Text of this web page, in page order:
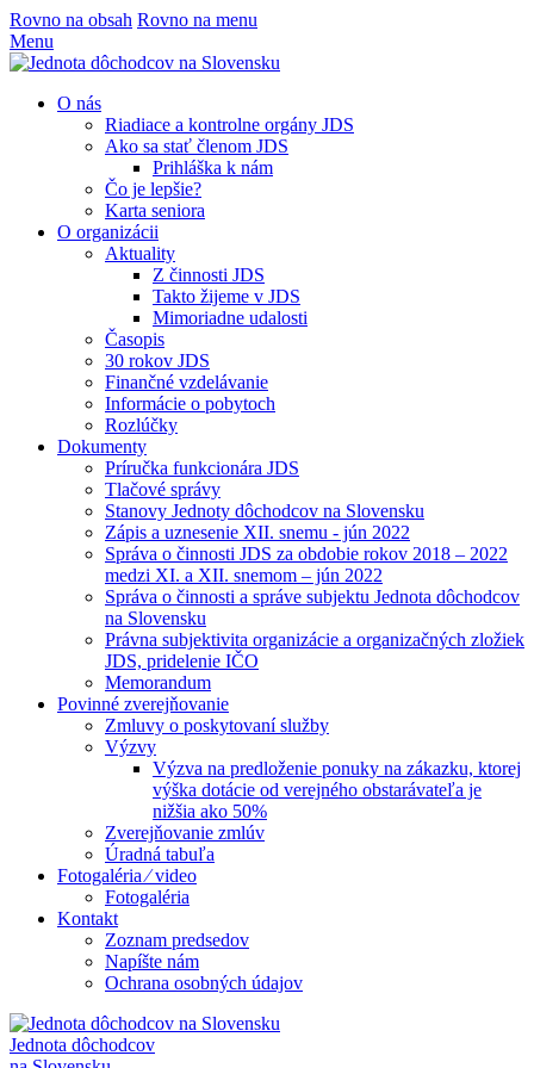
Rovno na obsah Rovno na menu
Menu
O nás
Riadiace a kontrolne orgány JDS
Ako sa stať členom JDS
Prihláška k nám
Čo je lepšie?
Karta seniora
O organizácii
Aktuality
Z činnosti JDS
Takto žijeme v JDS
Mimoriadne udalosti
Časopis
30 rokov JDS
Finančné vzdelávanie
Informácie o pobytoch
Rozlúčky
Dokumenty
Príručka funkcionára JDS
Tlačové správy
Stanovy Jednoty dôchodcov na Slovensku
Zápis a uznesenie XII. snemu - jún 2022
Správa o činnosti JDS za obdobie rokov 2018 – 2022
medzi XI. a XII. snemom – jún 2022
Správa o činnosti a správe subjektu Jednota dôchodcov
na Slovensku
Právna subjektivita organizácie a organizačných zložiek
JDS, pridelenie IČO
Memorandum
Povinné zverejňovanie
Zmluvy o poskytovaní služby
Výzvy
Výzva na predloženie ponuky na zákazku, ktorej
výška dotácie od verejného obstarávateľa je
nižšia ako 50%
Zverejňovanie zmlúv
Úradná tabuľa
Fotogaléria ⁄ video
Fotogaléria
Kontakt
Zoznam predsedov
Napíšte nám
Ochrana osobných údajov
Jednota dôchodcov